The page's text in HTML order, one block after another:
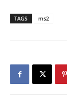
TAGS ms2